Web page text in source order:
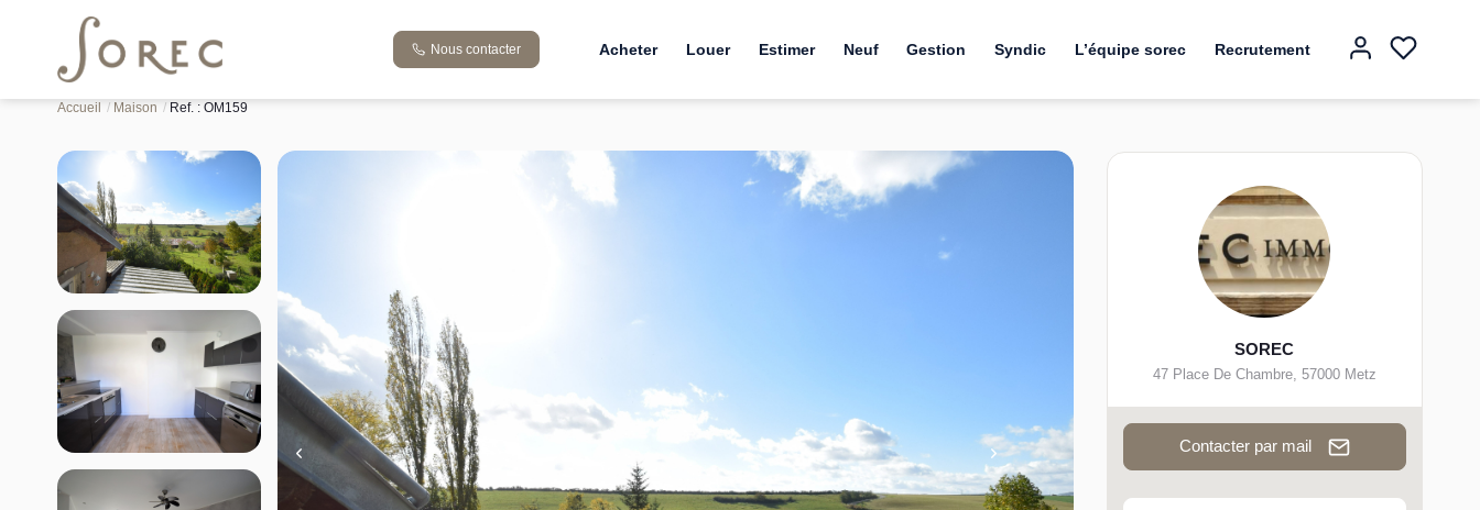
Nous contacter Acheter Louer Estimer Neuf Gestion Syndic L’équipe sorec Recrutement
Vente maison 107 m², Malaucourt sur seille 57590Moselle
Accueil Maison Ref. : OM159
SOREC
47 Place De Chambre, 57000 Metz
Contacter par mail